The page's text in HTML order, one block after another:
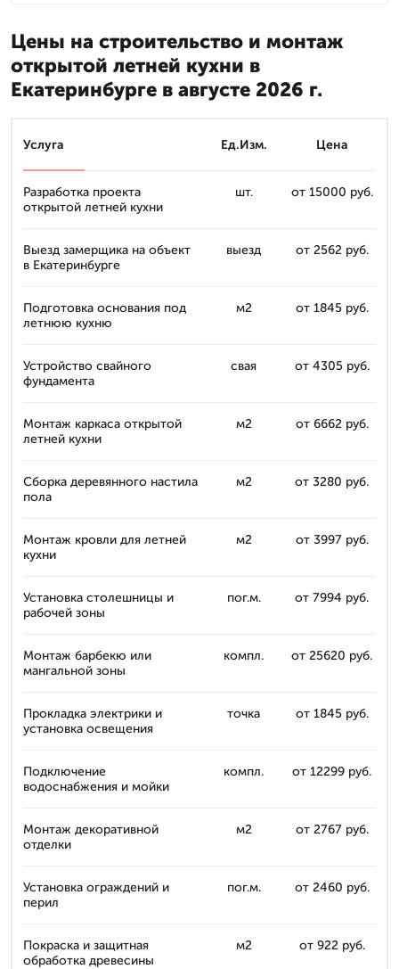
Цены на строительство и монтаж
открытой летней кухни в
Екатеринбурге в августе 2026 г.
Услуга Ед.Изм. Цена
Разработка проекта
открытой летней кухни
шт. от 15000 руб.
Выезд замерщика на объект
в Екатеринбурге
выезд от 2562 руб.
Подготовка основания под
летнюю кухню
м2 от 1845 руб.
Устройство свайного
фундамента
свая от 4305 руб.
Монтаж каркаса открытой
летней кухни
м2 от 6662 руб.
Сборка деревянного настила
пола
м2 от 3280 руб.
Монтаж кровли для летней
кухни
м2 от 3997 руб.
Установка столешницы и
рабочей зоны
пог.м. от 7994 руб.
Монтаж барбекю или
мангальной зоны
компл. от 25620 руб.
Прокладка электрики и
установка освещения
точка от 1845 руб.
Подключение
водоснабжения и мойки
компл. от 12299 руб.
Монтаж декоративной
отделки
м2 от 2767 руб.
Установка ограждений и
перил
пог.м. от 2460 руб.
Покраска и защитная
обработка древесины
м2 от 922 руб.